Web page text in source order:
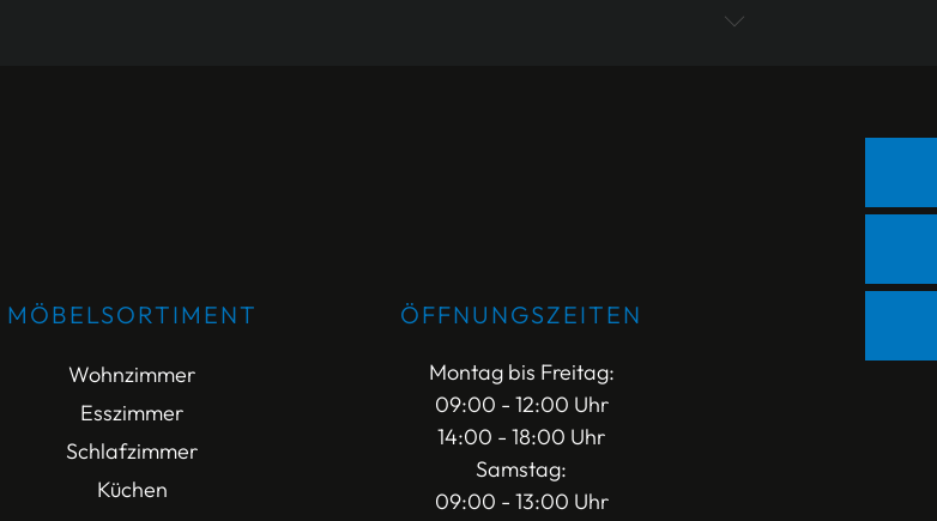
MÖBELSORTIMENT
Wohnzimmer
Esszimmer
Schlafzimmer
Küchen
ÖFFNUNGSZEITEN
Montag bis Freitag:
09:00 - 12:00 Uhr
14:00 - 18:00 Uhr
Samstag:
09:00 - 13:00 Uhr